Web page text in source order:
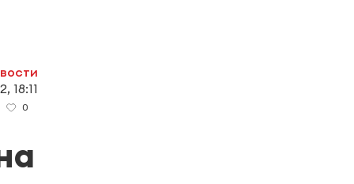
18:11
0